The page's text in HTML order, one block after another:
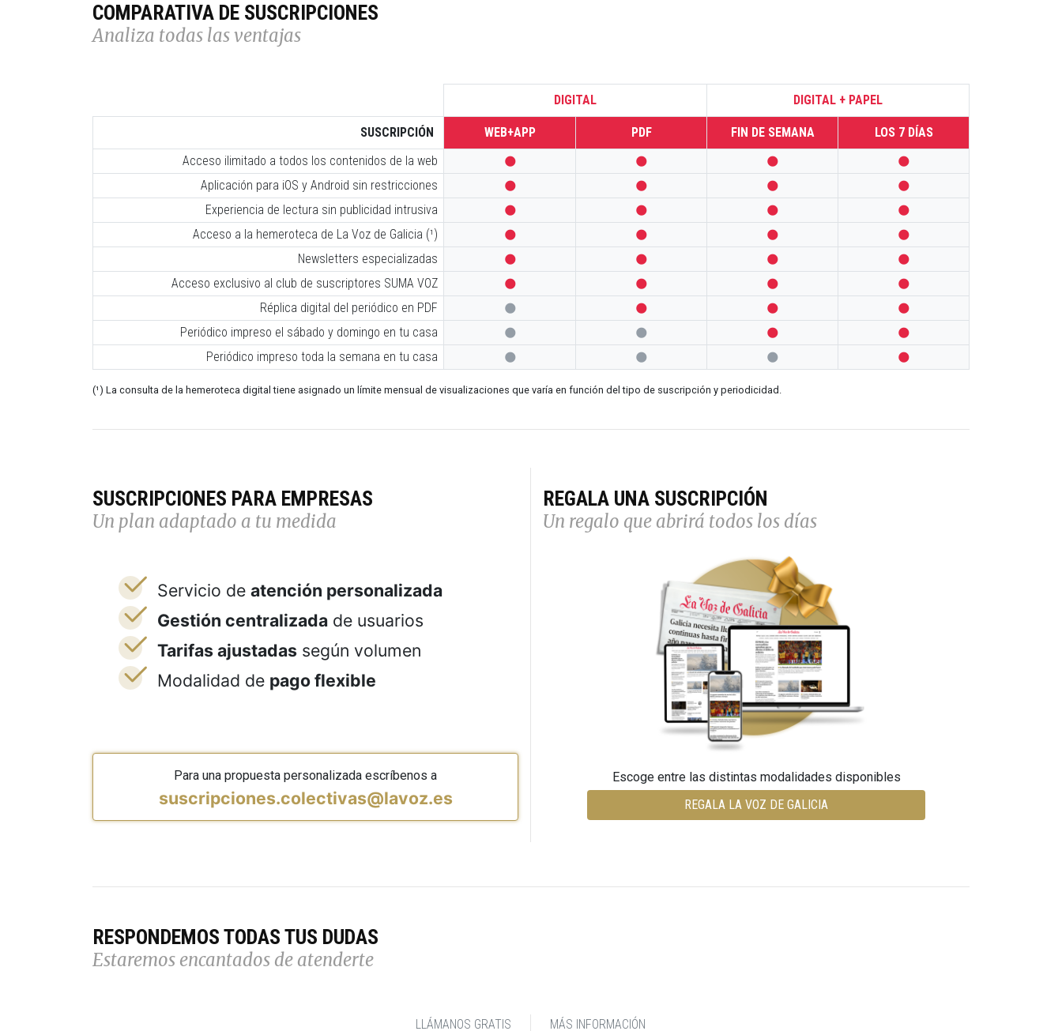
COMPARATIVA DE SUSCRIPCIONES
Analiza todas las ventajas
DIGITAL DIGITAL + PAPEL
SUSCRIPCIÓN WEB+APP PDF FIN DE SEMANA
LOS 7 DÍAS
Acceso ilimitado a todos los contenidos de la web
   
Aplicación para iOS y Android sin restricciones    
Experiencia de lectura sin publicidad intrusiva    
Acceso a la hemeroteca de La Voz de Galicia (¹)    
Newsletters especializadas    
Acceso exclusivo al club de suscriptores SUMA VOZ    
Réplica digital del periódico en PDF    
Periódico impreso el sábado y domingo en tu casa    
Periódico impreso toda la semana en tu casa    
(¹) La consulta de la hemeroteca digital tiene asignado un límite mensual de visualizaciones que varía en función del tipo de suscripción y periodicidad.
SUSCRIPCIONES PARA EMPRESAS
Un plan adaptado a tu medida
Servicio de atención personalizada
Gestión centralizada de usuarios
Tarifas ajustadas según volumen
Modalidad de pago flexible
Para una propuesta personalizada escríbenos a
suscripciones.colectivas@lavoz.es
REGALA UNA SUSCRIPCIÓN
Un regalo que abrirá todos los días
Escoge entre las distintas modalidades disponibles
REGALA LA VOZ DE GALICIA
RESPONDEMOS TODAS TUS DUDAS
Estaremos encantados de atenderte
LLÁMANOS GRATIS MÁS INFORMACIÓN